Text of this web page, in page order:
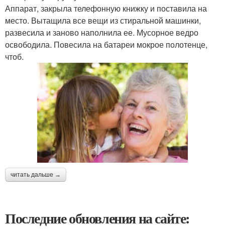
Аппарат, закрыла телефонную книжку и поставила на
место. Вытащила все вещи из стиральной машинки,
развесила и заново наполнила ее. Мусорное ведро
освободила. Повесила на батареи мокрое полотенце,
чтоб.
читать дальше →
Последние обновления на сайте: